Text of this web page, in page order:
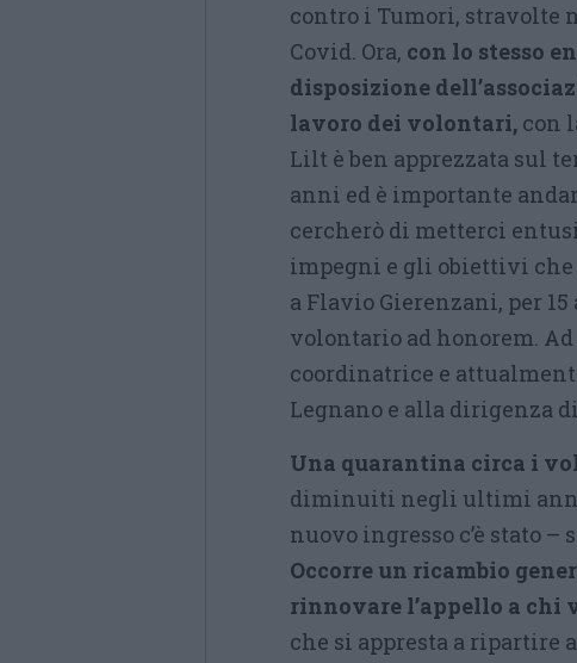
contro i Tumori, stravolte
Covid. Ora, con lo stesso
disposizione
lavoro dei volontari, con
Lilt è ben apprezzata sul
anni ed è importante
cercherò di metterci
impegni e gli obiettivi
a Flavio Gierenzani, per
volontario ad honorem.
coordinatrice e
Legnano e alla dirigenza
Una quarantina circa i
diminuiti negli ultimi anni
nuovo ingresso c’è stato
Occorre un ricambio
rinnovare l’appello a chi
che si appresta a ripartire